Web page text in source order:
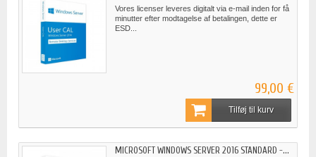
Vores licenser leveres digitalt via e-mail inden for få
minutter efter modtagelse af betalingen, dette er
ESD...
99,00 €
Tilføj til kurv
MICROSOFT WINDOWS SERVER 2016 STANDARD -...